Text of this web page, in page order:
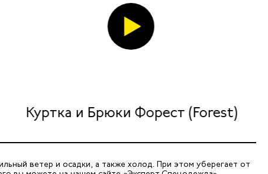
Куртка и Брюки Форест (Forest)
ветер и осадки, а также холод. При этом уберегает от